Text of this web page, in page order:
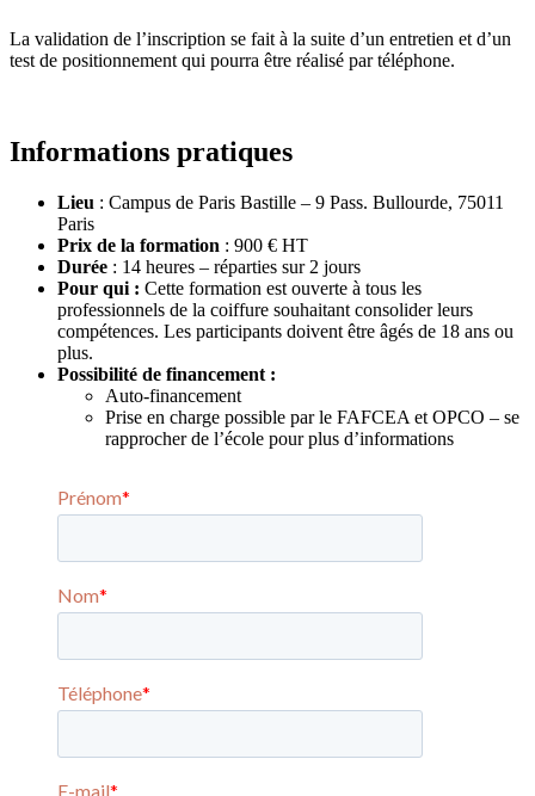
La validation de l’inscription se fait à la suite d’un entretien et d’un
test de positionnement qui pourra être réalisé par téléphone.
Informations pratiques
Lieu : Campus de Paris Bastille – 9 Pass. Bullourde, 75011
Paris
Prix de la formation : 900 € HT
Durée : 14 heures – réparties sur 2 jours
Pour qui : Cette formation est ouverte à tous les
professionnels de la coiffure souhaitant consolider leurs
compétences. Les participants doivent être âgés de 18 ans ou
plus.
Possibilité de financement :
Auto-financement
Prise en charge possible par le FAFCEA et OPCO – se
rapprocher de l’école pour plus d’informations